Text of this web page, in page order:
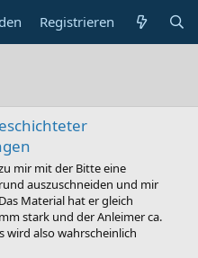
Registrieren
mir mit der Bitte eine
auszuschneiden und mir
Material hat er gleich
stark und der Anleimer ca.
wird also wahrscheinlich